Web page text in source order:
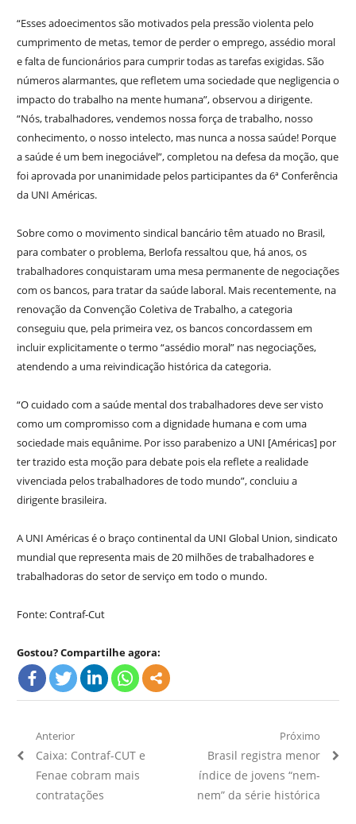
“Esses adoecimentos são motivados pela pressão violenta pelo
cumprimento de metas, temor de perder o emprego, assédio moral
e falta de funcionários para cumprir todas as tarefas exigidas. São
números alarmantes, que refletem uma sociedade que negligencia o
impacto do trabalho na mente humana”, observou a dirigente.
“Nós, trabalhadores, vendemos nossa força de trabalho, nosso
conhecimento, o nosso intelecto, mas nunca a nossa saúde! Porque
a saúde é um bem inegociável”, completou na defesa da moção, que
foi aprovada por unanimidade pelos participantes da 6ª Conferência
da UNI Américas.
Sobre como o movimento sindical bancário têm atuado no Brasil,
para combater o problema, Berlofa ressaltou que, há anos, os
trabalhadores conquistaram uma mesa permanente de negociações
com os bancos, para tratar da saúde laboral. Mais recentemente, na
renovação da Convenção Coletiva de Trabalho, a categoria
conseguiu que, pela primeira vez, os bancos concordassem em
incluir explicitamente o termo “assédio moral” nas negociações,
atendendo a uma reivindicação histórica da categoria.
“O cuidado com a saúde mental dos trabalhadores deve ser visto
como um compromisso com a dignidade humana e com uma
sociedade mais equânime. Por isso parabenizo a UNI [Américas] por
ter trazido esta moção para debate pois ela reflete a realidade
vivenciada pelos trabalhadores de todo mundo”, concluiu a
dirigente brasileira.
A UNI Américas é o braço continental da UNI Global Union, sindicato
mundial que representa mais de 20 milhões de trabalhadores e
trabalhadoras do setor de serviço em todo o mundo.
Fonte: Contraf-Cut
Gostou? Compartilhe agora:
Navegação
de
Post
Anterior
Artigo
Anterior:
Caixa: Contraf-CUT e
Fenae cobram mais
contratações
Próximo
Próximo
Artigo:
Brasil registra menor
índice de jovens “nem-
nem” da série histórica